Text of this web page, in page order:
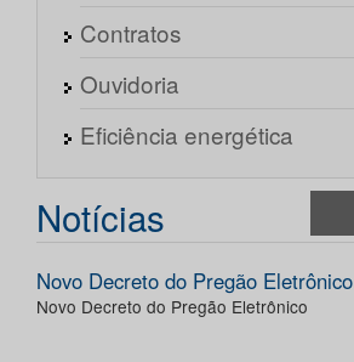
Contratos
Ouvidoria
Eficiência energética
Notícias
Novo Decreto do Pregão Eletrônico
Novo Decreto do Pregão Eletrônico